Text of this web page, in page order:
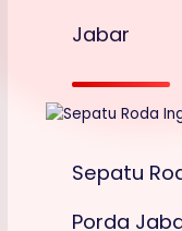
Jabar
Sepatu
Porda